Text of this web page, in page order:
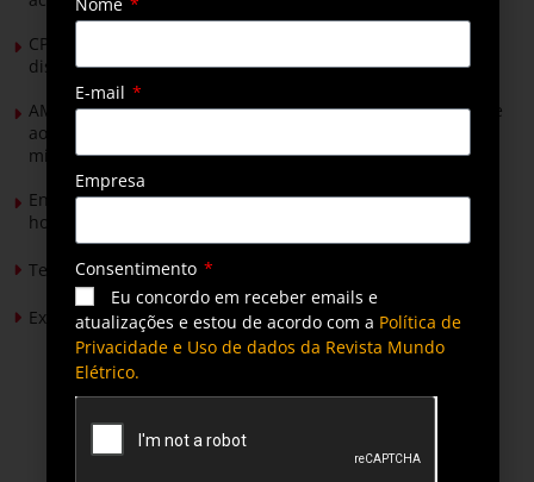
CPFL Energia e TIM se unem para criar a rede de
distribuição do futuro com tecnologia privativa
AMIG Brasil convida pré-candidatos ao Governo de Minas e
ao Senado para discutir propostas para os municípios
mineradores e afetados
Energia solar permitirá ampliar em 25% a produção de
hortaliças em projeto social no Tocantins
Tendências de Iluminação em 2026
Expansão da energia solar no Brasil
E-mail
Empresa
Consentimento
Eu concordo em receber emails e
atualizações e estou de acordo com a Política de
Privacidade e Uso de dados da Revista Mundo
Elétrico.